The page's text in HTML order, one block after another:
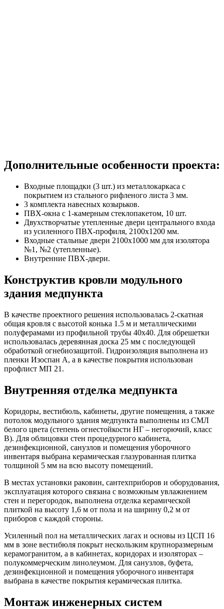
Дополнительные особенности проекта:
Входные площадки (3 шт.) из металлокаркаса с
покрытием из стального рифленого листа 3 мм.
3 комплекта навесных козырьков.
ПВХ-окна с 1-камерным стеклопакетом, 10 шт.
Двухстворчатые утепленные двери центрального входа
из усиленного ПВХ-профиля, 2100х1200 мм.
Входные стальные двери 2100х1000 мм для изолятора
№1, №2 (утепленные).
Внутренние ПВХ-двери.
Конструктив кровли модульного
здания медпункта
В качестве проектного решения использовалась 2-скатная
общая кровля с высотой конька 1.5 м и металлическими
полуферамами из профильной трубы 40х40. Для обрешетки
использовалась деревянная доска 25 мм с последующей
обработкой огнебиозащитой. Гидроизоляция выполнена из
пленки Изоспан А, а в качестве покрытия использован
профлист МП 21.
Внутренняя отделка медпункта
Коридоры, вестибюль, кабинеты, другие помещения, а также
потолок модульного здания медпункта выполнены из СМЛ
белого цвета (степень огнестойкости НГ – негорючий, класс
В). Для облицовки стен процедурного кабинета,
дезинфекционной, санузлов и помещения уборочного
инвентаря выбрана керамическая глазурованная плитка
толщиной 5 мм на всю высоту помещений.
В местах установки раковин, сантехприборов и оборудования,
эксплуатация которого связана с возможным увлажнением
стен и перегородок, выполнена отделка керамической
плиткой на высоту 1,6 м от пола и на ширину 0,2 м от
приборов с каждой стороны.
Усиленный пол на металлических лагах и основы из ЦСП 16
мм в зоне вестибюля покрыт нескользким крупноразмерным
керамогранитом, а в кабинетах, коридорах и изоляторах –
полукоммерческим линолеумом. Для санузлов, буфета,
дезинфекционной и помещения уборочного инвентаря
выбрана в качестве покрытия керамическая плитка.
Монтаж инженерных систем